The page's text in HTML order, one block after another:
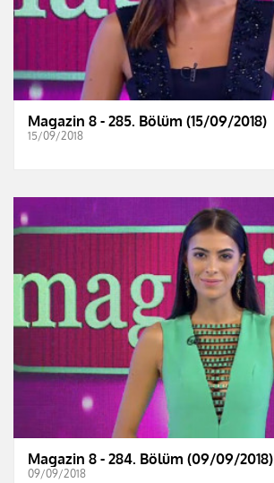
Magazin 8 - 285. Bölüm (15/09/2018)
15/09/2018
Magazin 8 - 284. Bölüm (09/09/2018)
09/09/2018